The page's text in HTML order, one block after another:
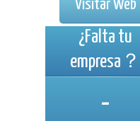
Visitar Web
¿Falta tu
empresa？
-